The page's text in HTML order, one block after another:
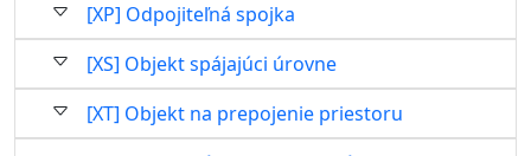
[XP] Odpojiteľná spojka
[XS] Objekt spájajúci úrovne
[XT] Objekt na prepojenie priestoru